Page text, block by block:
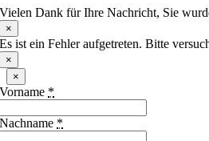
Vielen Dank für Ihre Nachricht, Sie
×
Es ist ein Fehler aufgetreten. Bitte
×
×
Vorname *
Nachname *